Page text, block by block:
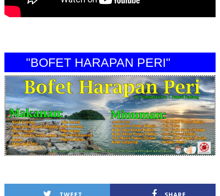
"BOFET HARAPAN PERI"